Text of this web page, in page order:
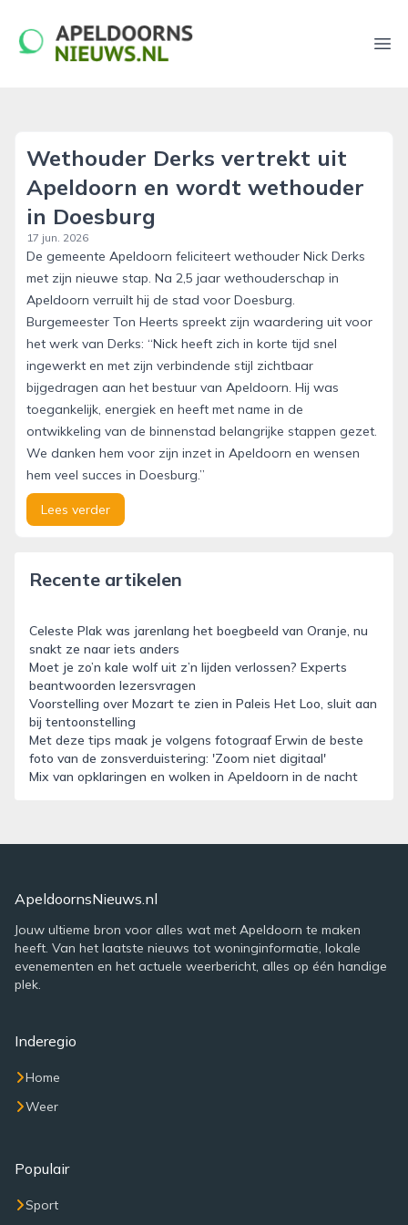
apeldoornsnieuws.nl
Wethouder Derks vertrekt uit
Apeldoorn en wordt wethouder
in Doesburg
17 jun. 2026
De gemeente Apeldoorn feliciteert wethouder Nick Derks
met zijn nieuwe stap. Na 2,5 jaar wethouderschap in
Apeldoorn verruilt hij de stad voor Doesburg.
Burgemeester Ton Heerts spreekt zijn waardering uit voor
het werk van Derks: “Nick heeft zich in korte tijd snel
ingewerkt en met zijn verbindende stijl zichtbaar
bijgedragen aan het bestuur van Apeldoorn. Hij was
toegankelijk, energiek en heeft met name in de
ontwikkeling van de binnenstad belangrijke stappen gezet.
We danken hem voor zijn inzet in Apeldoorn en wensen
hem veel succes in Doesburg.”
Lees verder
Recente artikelen
Celeste Plak was jarenlang het boegbeeld van Oranje, nu
snakt ze naar iets anders
Moet je zo’n kale wolf uit z’n lijden verlossen? Experts
beantwoorden lezersvragen
Voorstelling over Mozart te zien in Paleis Het Loo, sluit aan
bij tentoonstelling
Met deze tips maak je volgens fotograaf Erwin de beste
foto van de zonsverduistering: 'Zoom niet digitaal'
Mix van opklaringen en wolken in Apeldoorn in de nacht
ApeldoornsNieuws.nl
Jouw ultieme bron voor alles wat met Apeldoorn te maken
heeft. Van het laatste nieuws tot woninginformatie, lokale
evenementen en het actuele weerbericht, alles op één handige
plek.
Inderegio
Home
Weer
Populair
Sport